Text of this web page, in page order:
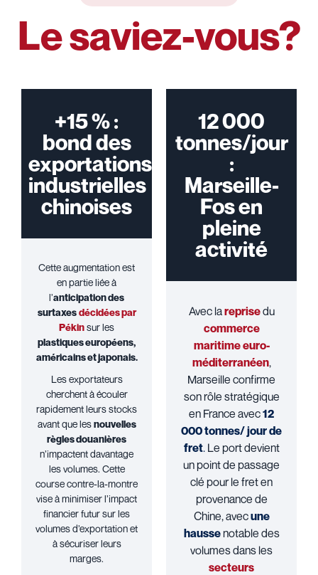
Le saviez-vous?
+15 % :
bond des
exportations
industrielles
chinoises
Cette augmentation est
en partie liée à
l’anticipation des
surtaxes décidées par
Pékinsur les
plastiques européens,
américains et japonais.
Les exportateurs
cherchent à écouler
rapidement leurs stocks
avant que lesnouvelles
règles douanières
n’impactent davantage
les volumes. Cette
course contre-la-montre
vise à minimiser l’impact
financier futur sur les
volumes d’exportation et
à sécuriser leurs
marges.
12 000
tonnes/jour
:
Marseille-
Fos en
pleine
activité
Avec lareprisedu
commerce
maritime euro-
méditerranéen,
Marseille confirme
son rôle stratégique
en France avec12
000 tonnes/ jour de
fret.Le port devient
un point de passage
clé pour le fret en
provenance de
Chine, avecune
haussenotable des
volumes dans les
secteurs